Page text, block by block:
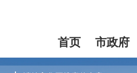
首页 市政府